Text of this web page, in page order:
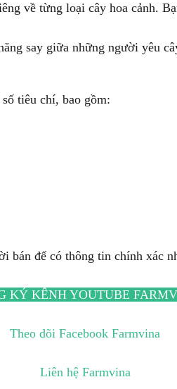
về từng loại cây hoa cảnh.
say giữa những người yêu
tiêu chí, bao gồm:
bán để có thông tin chính xác
KÝ KÊNH YOUTUBE
Theo dõi Facebook Farmvina
Liên hệ Farmvina